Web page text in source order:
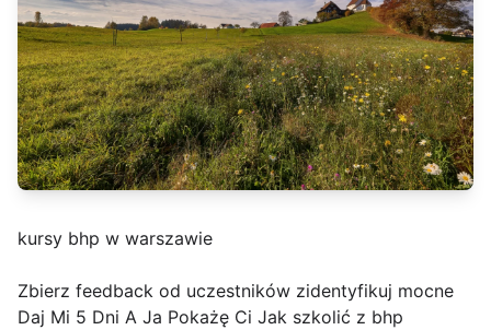
kursy bhp w warszawie
Zbierz feedback od uczestników zidentyfikuj mocne
Daj Mi 5 Dni A Ja Pokażę Ci Jak szkolić z bhp